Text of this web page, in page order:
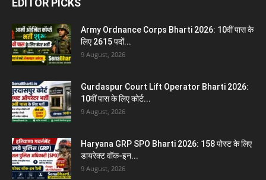
EDITOR PICKS
Army Ordnance Corps Bharti 2026: 10वीं पास के
लिए 2615 पदों...
9 August, 2026
Gurdaspur Court Lift Operator Bharti 2026:
10वीं पास के लिए कोर्ट...
9 August, 2026
Haryana GRP SPO Bharti 2026: 158 पोस्ट के लिए
डायरेक्ट वॉक-इन...
9 August, 2026